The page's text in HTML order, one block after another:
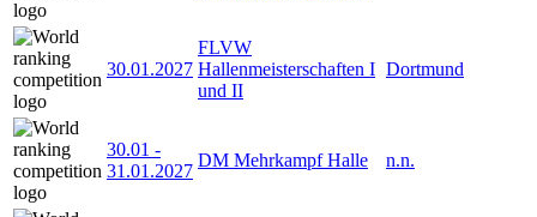
30.01.2027
FLVW
Hallenmeisterschaften I
und II
Dortmund
30.01 -
31.01.2027
DM Mehrkampf Halle n.n.